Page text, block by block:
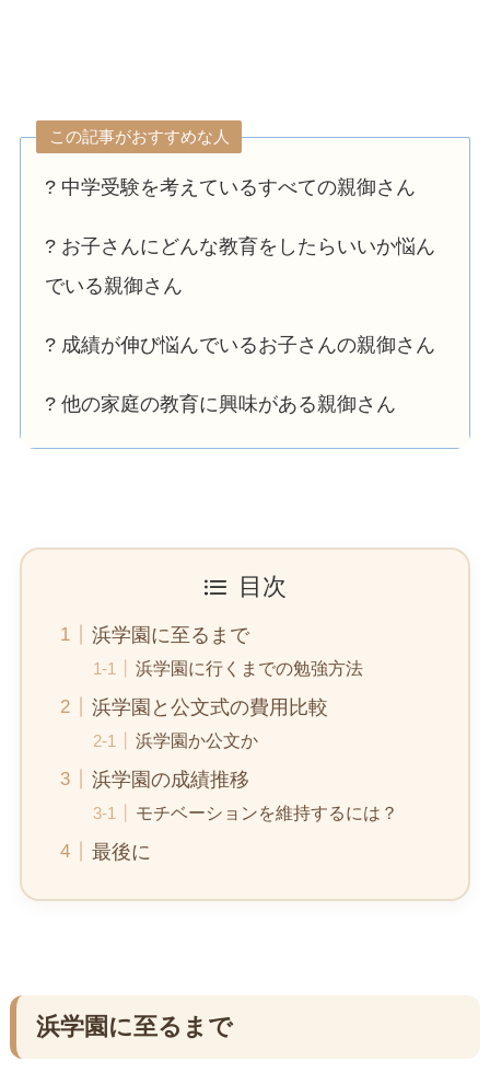
この記事がおすすめな人
? 中学受験を考えているすべての親御さん
? お子さんにどんな教育をしたらいいか悩ん
でいる親御さん
? 成績が伸び悩んでいるお子さんの親御さん
? 他の家庭の教育に興味がある親御さん
目次
浜学園に至るまで
浜学園に行くまでの勉強方法
浜学園と公文式の費用比較
浜学園か公文か
浜学園の成績推移
モチベーションを維持するには？
最後に
浜学園に至るまで